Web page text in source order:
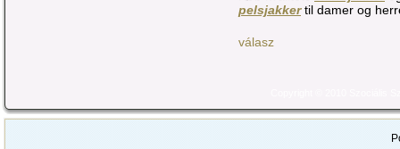
pelsjakkertil damer og
válasz